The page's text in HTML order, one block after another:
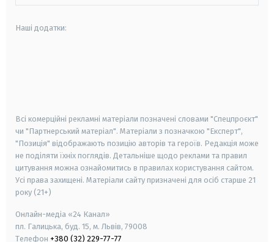
Наші додатки:
Всі комерційні рекламні матеріали позначені словами "Спецпроєкт"
чи "Партнерський матеріал". Матеріали з позначкою "Експерт",
"Позиція" відображають позицію авторів та героїв. Редакція може
не поділяти їхніх поглядів. Детальніше щодо реклами та правил
цитування можна ознайомитись в правилах користування сайтом.
Усі права захищені. Матеріали сайту призначені для осіб старше 21
року (21+)
Онлайн-медіа «24 Канал»
пл. Галицька, буд. 15, м. Львів, 79008
Телефон +380 (32) 229-77-77